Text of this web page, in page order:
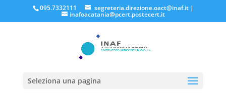
095.7332111 segreteria.direzione.oact@inaf.it|
inafoacatania@pcert.postecert.it
Seleziona una pagina